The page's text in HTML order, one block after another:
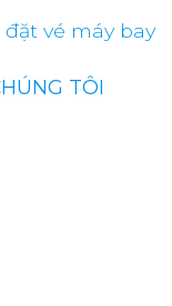
vé máy bay
TÔI